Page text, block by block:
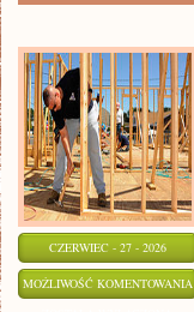
CZERWIEC - 27 - 2026
MOŻLIWOŚĆ KOMENTOWANIA